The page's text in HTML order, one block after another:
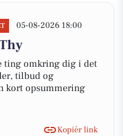
05-08-2026 18:00
ting omkring dig i det
tilbud og
kort opsummering
Kopiér link